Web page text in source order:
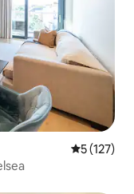
5 (127)